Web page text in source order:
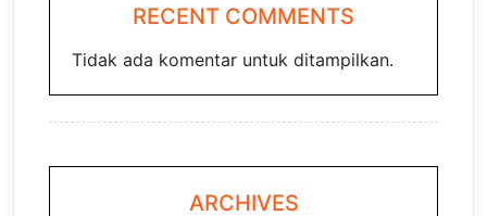
RECENT COMMENTS
Tidak ada komentar untuk ditampilkan.
ARCHIVES